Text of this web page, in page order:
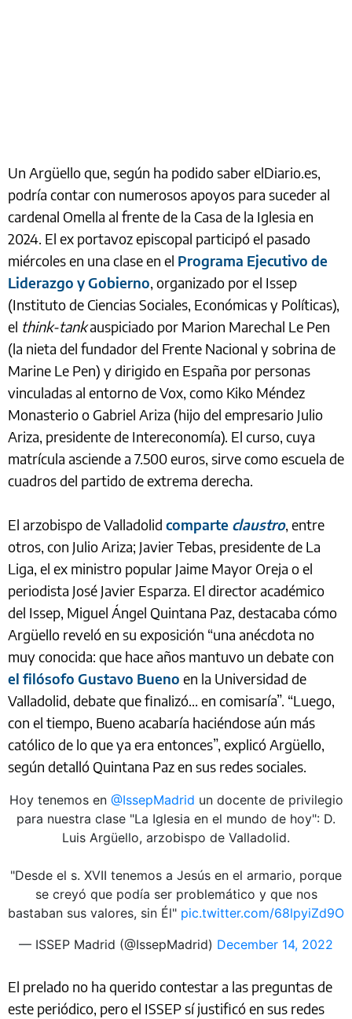
Un Argüello que, según ha podido saber elDiario.es,
podría contar con numerosos apoyos para suceder al
cardenal Omella al frente de la Casa de la Iglesia en
2024. El ex portavoz episcopal participó el pasado
miércoles en una clase en el Programa Ejecutivo de
Liderazgo y Gobierno, organizado por el Issep
(Instituto de Ciencias Sociales, Económicas y Políticas),
el think-tankauspiciado por Marion Marechal Le Pen
(la nieta del fundador del Frente Nacional y sobrina de
Marine Le Pen) y dirigido en España por personas
vinculadas al entorno de Vox, como Kiko Méndez
Monasterio o Gabriel Ariza (hijo del empresario Julio
Ariza, presidente de Intereconomía). El curso, cuya
matrícula asciende a 7.500 euros, sirve como escuela de
cuadros del partido de extrema derecha.
El arzobispo de Valladolid comparte claustro, entre
otros, con Julio Ariza; Javier Tebas, presidente de La
Liga, el ex ministro popular Jaime Mayor Oreja o el
periodista José Javier Esparza. El director académico
del Issep, Miguel Ángel Quintana Paz, destacaba cómo
Argüello reveló en su exposición “una anécdota no
muy conocida: que hace años mantuvo un debate con
el filósofo Gustavo Bueno en la Universidad de
Valladolid, debate que finalizó... en comisaría”. “Luego,
con el tiempo, Bueno acabaría haciéndose aún más
católico de lo que ya era entonces”, explicó Argüello,
según detalló Quintana Paz en sus redes sociales.
Hoy tenemos en @IssepMadrid un docente de privilegio
para nuestra clase "La Iglesia en el mundo de hoy": D.
Luis Argüello, arzobispo de Valladolid.
"Desde el s. XVII tenemos a Jesús en el armario, porque
se creyó que podía ser problemático y que nos
bastaban sus valores, sin Él" pic.twitter.com/68lpyiZd9O
— ISSEP Madrid (@IssepMadrid) December 14, 2022
El prelado no ha querido contestar a las preguntas de
este periódico, pero el ISSEP sí justificó en sus redes